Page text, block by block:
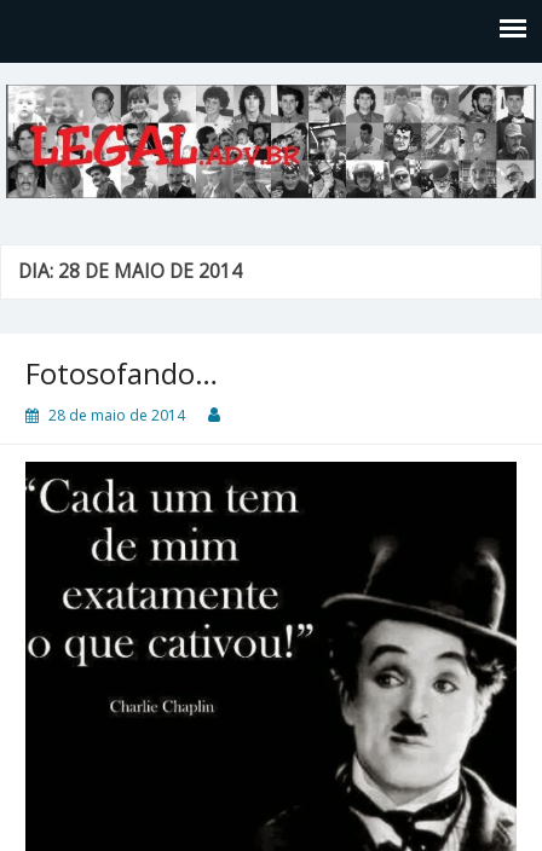
DIA: 28 DE MAIO DE 2014
Fotosofando…
28 de maio de 2014